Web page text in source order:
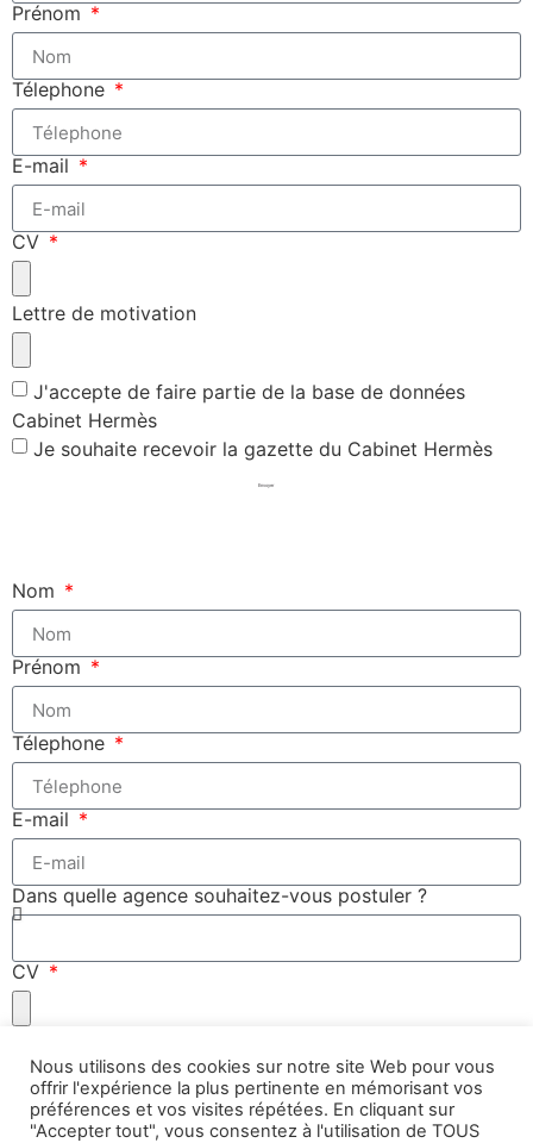
Nous utilisons des cookies sur notre site Web pour vous
offrir l'expérience la plus pertinente en mémorisant vos
préférences et vos visites répétées. En cliquant sur
"Accepter tout", vous consentez à l'utilisation de TOUS
Prénom
Télephone
E-mail
CV
Lettre de motivation
J'accepte de faire partie de la base de données
Cabinet Hermès
Je souhaite recevoir la gazette du Cabinet Hermès
Envoyer
Nom
Prénom
Télephone
E-mail
Dans quelle agence souhaitez-vous postuler ?
CV
J'accepte de faire partie de la base de données